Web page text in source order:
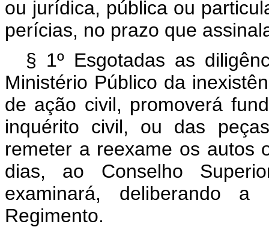
ou jurídica, pública ou
perícias, no prazo que
§ 1º Esgotadas as
Ministério Público da
de ação civil, promoverá
inquérito civil, ou das
remeter a reexame os autos
dias, ao Conselho
examinará, deliberando a
Regimento.